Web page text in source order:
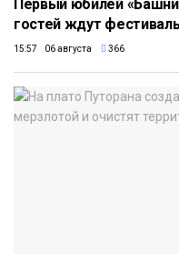
Первый юбилей
гостей ждут
15:57 06 августа 366